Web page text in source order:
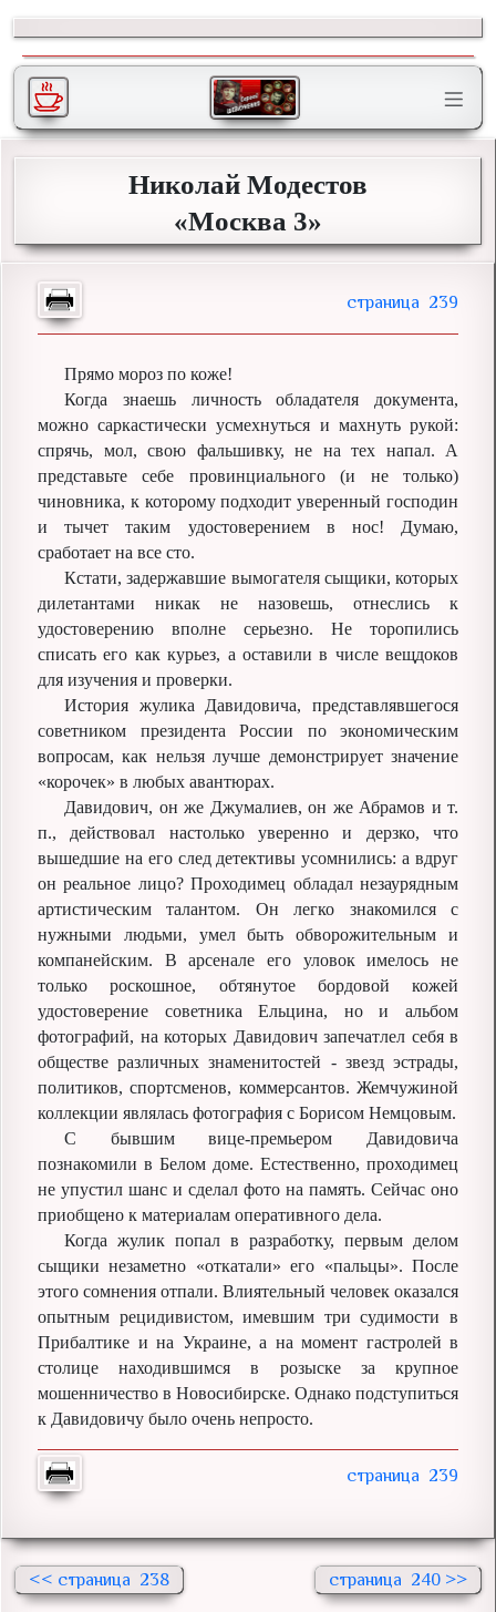
Николай Модестов
«Москва 3»
239
Прямо мороз по коже!
Когда знаешь личность обладателя документа,
можно саркастически усмехнуться и махнуть рукой:
спрячь, мол, свою фальшивку, не на тех напал. А
представьте себе провинциального (и не только)
чиновника, к которому подходит уверенный господин
и тычет таким удостоверением в нос! Думаю,
сработает на все сто.
Кстати, задержавшие вымогателя сыщики, которых
дилетантами никак не назовешь, отнеслись к
удостоверению вполне серьезно. Не торопились
списать его как курьез, а оставили в числе вещдоков
для изучения и проверки.
История жулика Давидовича, представлявшегося
советником президента России по экономическим
вопросам, как нельзя лучше демонстрирует значение
«корочек» в любых авантюрах.
Давидович, он же Джумалиев, он же Абрамов и т.
п., действовал настолько уверенно и дерзко, что
вышедшие на его след детективы усомнились: а вдруг
он реальное лицо? Проходимец обладал незаурядным
артистическим талантом. Он легко знакомился с
нужными людьми, умел быть обворожительным и
компанейским. В арсенале его уловок имелось не
только роскошное, обтянутое бордовой кожей
удостоверение советника Ельцина, но и альбом
фотографий, на которых Давидович запечатлел себя в
обществе различных знаменитостей - звезд эстрады,
политиков, спортсменов, коммерсантов. Жемчужиной
коллекции являлась фотография с Борисом Немцовым.
С бывшим вице-премьером Давидовича
познакомили в Белом доме. Естественно, проходимец
не упустил шанс и сделал фото на память. Сейчас оно
приобщено к материалам оперативного дела.
Когда жулик попал в разработку, первым делом
сыщики незаметно «откатали» его «пальцы». После
этого сомнения отпали. Влиятельный человек оказался
опытным рецидивистом, имевшим три судимости в
Прибалтике и на Украине, а на момент гастролей в
столице находившимся в розыске за крупное
мошенничество в Новосибирске. Однако подступиться
к Давидовичу было очень непросто.
239
<< 238 240 >>